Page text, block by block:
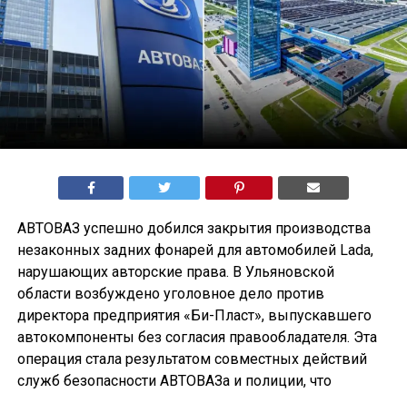
АВТОВАЗ успешно добился закрытия производства
незаконных задних фонарей для автомобилей Lada,
нарушающих авторские права. В Ульяновской
области возбуждено уголовное дело против
директора предприятия «Би-Пласт», выпускавшего
автокомпоненты без согласия правообладателя. Эта
операция стала результатом совместных действий
служб безопасности АВТОВАЗа и полиции, что